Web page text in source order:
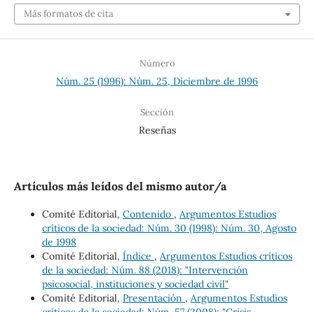
Más formatos de cita
Número
Núm. 25 (1996): Núm. 25, Diciembre de 1996
Sección
Reseñas
Artículos más leídos del mismo autor/a
Comité Editorial, Contenido , Argumentos Estudios
críticos de la sociedad: Núm. 30 (1998): Núm. 30, Agosto
de 1998
Comité Editorial, Índice , Argumentos Estudios críticos
de la sociedad: Núm. 88 (2018): "Intervención
psicosocial, instituciones y sociedad civil"
Comité Editorial, Presentación , Argumentos Estudios